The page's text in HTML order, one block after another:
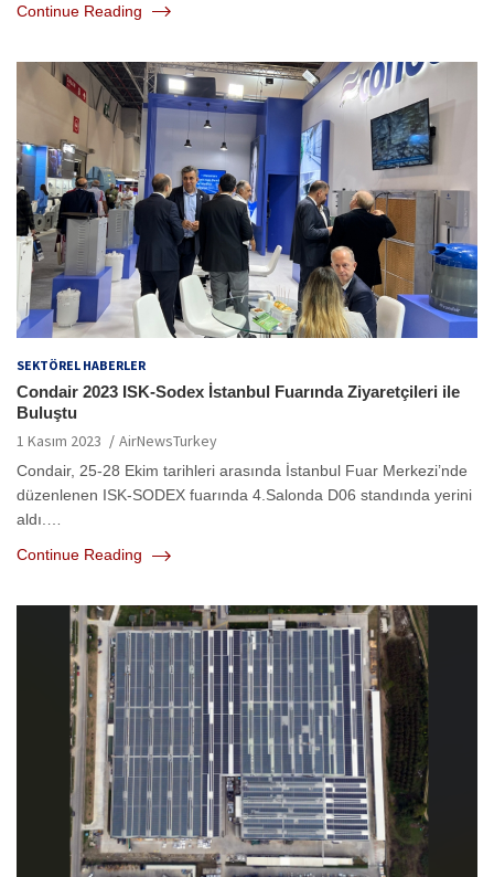
Continue Reading
SEKTÖREL HABERLER
Condair 2023 ISK-Sodex İstanbul Fuarında Ziyaretçileri ile
Buluştu
1 Kasım 2023 AirNewsTurkey
Condair, 25-28 Ekim tarihleri arasında İstanbul Fuar Merkezi’nde
düzenlenen ISK-SODEX fuarında 4.Salonda D06 standında yerini
aldı.…
Continue Reading